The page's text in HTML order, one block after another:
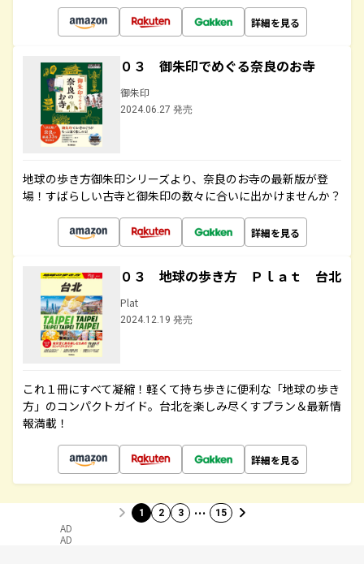
詳細を見る
０３ 御朱印でめぐる奈良のお寺
御朱印
2024.06.27 発売
地球の歩き方御朱印シリーズより、奈良のお寺の最新版が登
場！すばらしい古寺と御朱印の数々に合いに出かけませんか？
詳細を見る
０３ 地球の歩き方 Ｐｌａｔ 台北
Plat
2024.12.19 発売
これ１冊にすべて凝縮！軽くて持ち歩きに便利な「地球の歩き
方」のコンパクトガイド。台北を楽しみ尽くすプラン＆最新情
報満載！
詳細を見る
1 2 3 … 15
AD
AD